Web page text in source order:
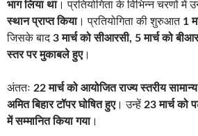
भाग लिया था। प्रतियोगिता के विभिन्न चरणों में
स्थान प्राप्त किया। प्रतियोगिता की शुरुआत 1
जिसके बाद3 मार्च को सीआरसी, 5 मार्च को
स्तर पर मुकाबले हुए।
अंततः 22 मार्च को आयोजित राज्य स्तरीय सामान्य
अमित बिहार टॉपर घोषित हुए। उन्हें 23 मार्च को
में सम्मानित किया गया।